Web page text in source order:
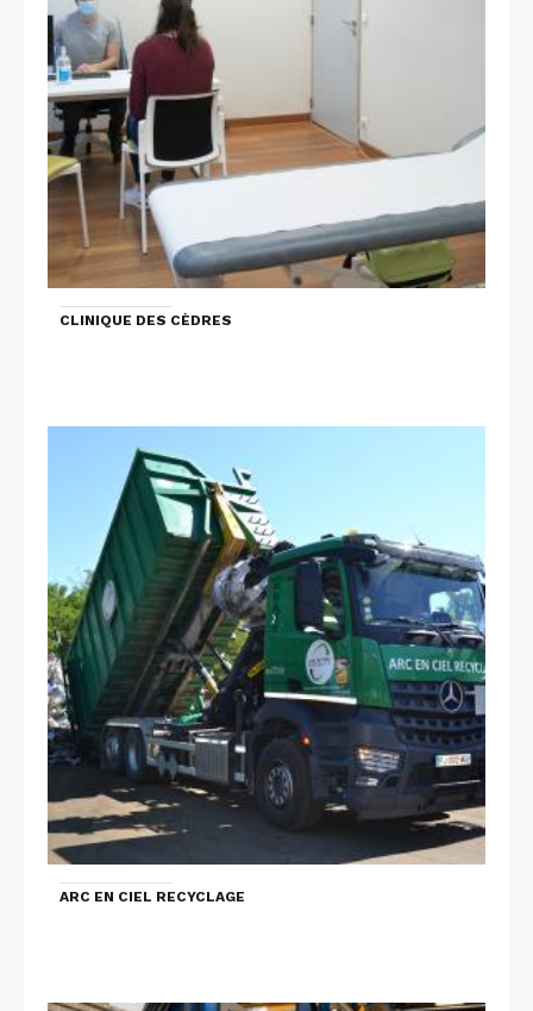
CLINIQUE DES CÈDRES
ARC EN CIEL RECYCLAGE